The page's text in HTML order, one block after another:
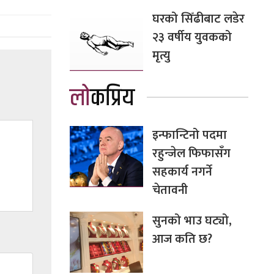
घरको सिँढीबाट लडेर
२३ वर्षीय युवकको
मृत्यु
लोकप्रिय
इन्फान्टिनो पदमा
रहुन्जेल फिफासँग
सहकार्य नगर्ने
चेतावनी
सुनको भाउ घट्यो,
आज कति छ?